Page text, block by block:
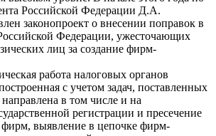
Российской Федерации Д.А.
законопроект о внесении поправок в
Федерации, ужесточающих
лиц за создание фирм-
работа налоговых органов
с учетом задач, поставленных
направлена в том числе и на
регистрации и пресечение
фирм, выявление в цепочке фирм-